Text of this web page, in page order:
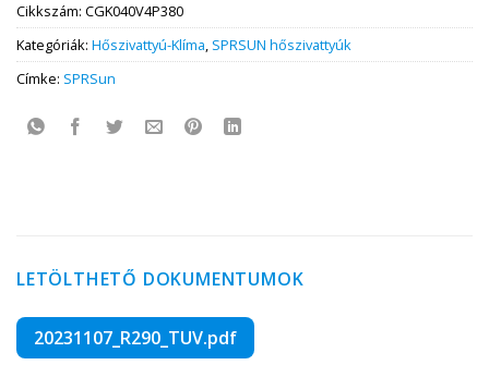
Cikkszám: CGK040V4P380
Kategóriák: Hőszivattyú-Klíma, SPRSUN hőszivattyúk
Címke: SPRSun
LETÖLTHETŐ DOKUMENTUMOK
20231107_R290_TUV.pdf